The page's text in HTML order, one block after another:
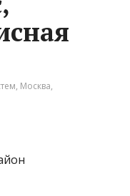
, Москва,